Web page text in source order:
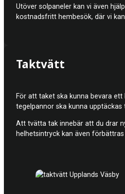
Utöver solpaneler kan vi även
kostnadsfritt hembesök, där vi
Taktvätt
För att taket ska kunna bevara
tegelpannor ska kunna
Att tvätta tak innebär att du drar
helhetsintryck kan även